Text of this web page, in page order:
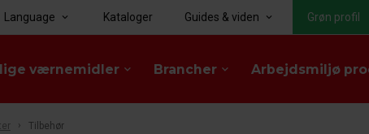
værnemidler keyboard_arrow_down Brancher keyboard_arrow_down Arbejdsmiljø
Language keyboard_arrow_down Kataloger Guides & viden keyboard_arrow_down Grøn profil
Tilbehør